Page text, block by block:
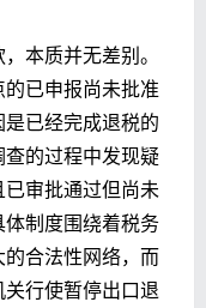
本质并无差别。
已申报尚未批准
已经完成退税的
的过程中发现疑
审批通过但尚未
制度围绕着税务
合法性网络，而
行使暂停出口退